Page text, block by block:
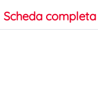
Scheda completa